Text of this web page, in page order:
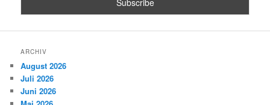
ARCHIV
August 2026
Juli 2026
Juni 2026